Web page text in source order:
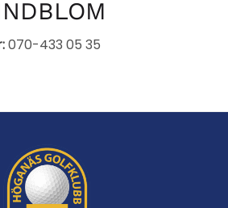
070-433 05 35